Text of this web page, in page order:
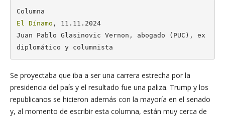
El Dínamo , 11.11.2024
Juan Pablo Glasinovic Vernon, abogado (PUC), ex
diplomático y columnista
Se proyectaba que iba a ser una carrera estrecha por la
presidencia del país y el resultado fue una paliza. Trump y los
republicanos se hicieron además con la mayoría en el senado
y, al momento de escribir esta columna, están muy cerca de